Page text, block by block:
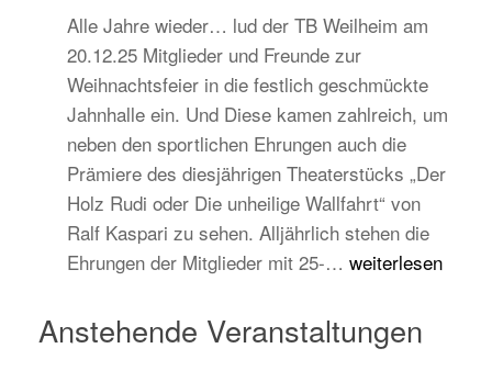
Alle Jahre wieder… lud der TB Weilheim am
20.12.25 Mitglieder und Freunde zur
Weihnachtsfeier in die festlich geschmückte
Jahnhalle ein. Und Diese kamen zahlreich, um
neben den sportlichen Ehrungen auch die
Prämiere des diesjährigen Theaterstücks „Der
Holz Rudi oder Die unheilige Wallfahrt“ von
Ralf Kaspari zu sehen. Alljährlich stehen die
Ehrungen der Mitglieder mit 25-… Weihnachtsfeier
2025/2026
weiterlesen
Anstehende Veranstaltungen